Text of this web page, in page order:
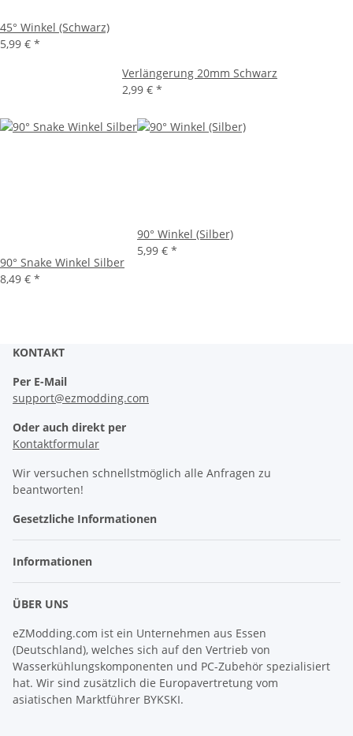
45° Winkel (Schwarz)
5,99 € *
Verlängerung 20mm Schwarz
2,99 € *
90° Snake Winkel Silber
8,49 € *
90° Winkel (Silber)
5,99 € *
KONTAKT
Per E-Mail
support@ezmodding.com
Oder auch direkt per
Kontaktformular
Wir versuchen schnellstmöglich alle Anfragen zu
beantworten!
Gesetzliche Informationen
Informationen
ÜBER UNS
eZModding.com ist ein Unternehmen aus Essen
(Deutschland), welches sich auf den Vertrieb von
Wasserkühlungskomponenten und PC-Zubehör spezialisiert
hat. Wir sind zusätzlich die Europavertretung vom
asiatischen Marktführer BYKSKI.